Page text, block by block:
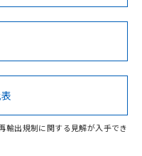
Cd Cr(VI)
No No
認証/適合状況ページへ
ジからご検索ください
輸出規制に関する見解が入手でき